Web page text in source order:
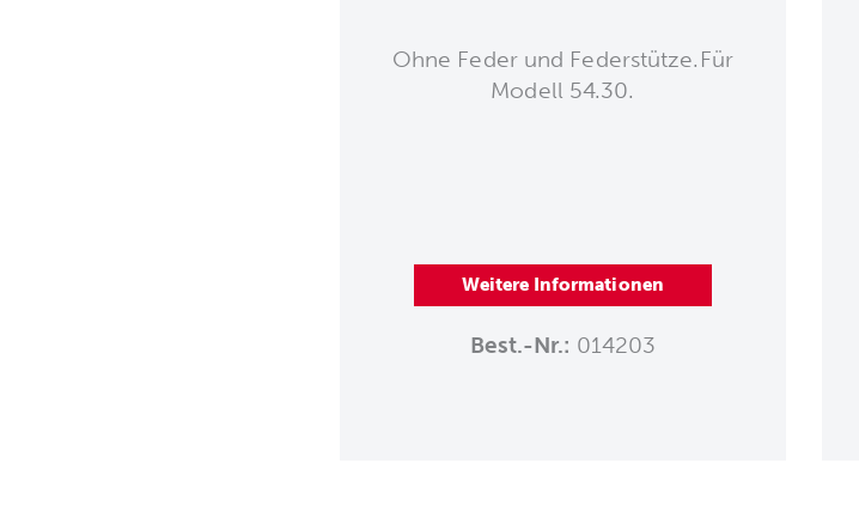
Ohne Feder und Federstütze.Für
Modell 54.30.
Weitere Informationen
Best.-Nr.: 014203